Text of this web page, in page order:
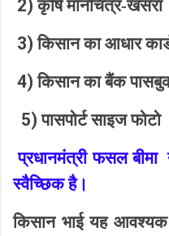
2)कृषि मानचित्र-खसरा
3)किसान का आधार
4)किसान का बैंक
5) पासपोर्ट साइज फोटो
प्रधानमंत्री फसल बीमा
स्वैच्छिक है।
किसान भाई यह